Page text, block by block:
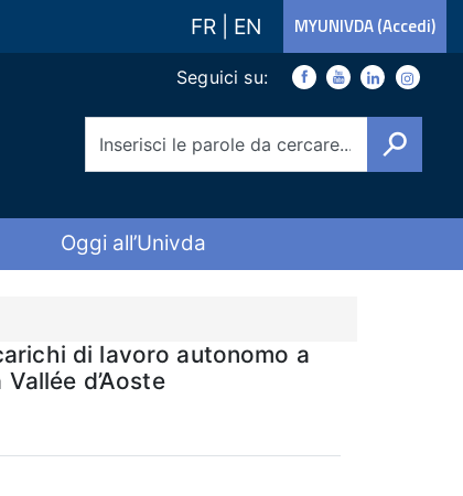
FR EN MYUNIVDA (Accedi)
Link social
Seguici su: Facebook
YoutubeYoutube
Oggi all’Univda
di lavoro autonomo a
d’Aoste